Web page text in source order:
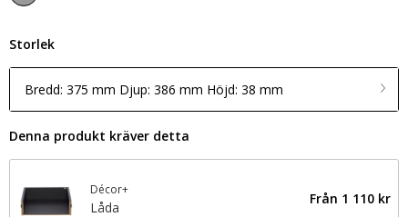
Storlek
Bredd: 375 mm Djup: 386 mm Höjd: 38 mm
Denna produkt kräver detta
Décor+
Låda
Från 1 110 kr